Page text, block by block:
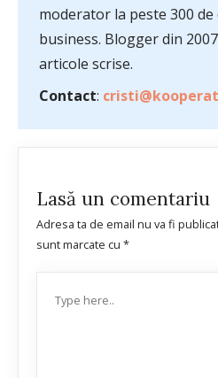
moderator la peste 300
business. Blogger din
articole scrise.
Contact:
Lasă un comentariu
Adresa ta de email nu va fi
sunt marcate cu *